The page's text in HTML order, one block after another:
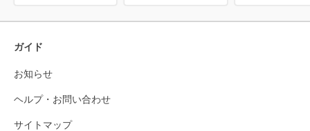
ガイド
お知らせ
ヘルプ・お問い合わせ
サイトマップ